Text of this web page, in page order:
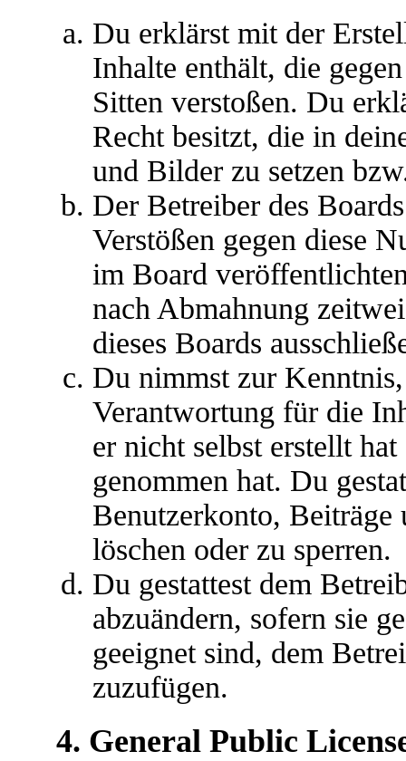
Du erklärst mit der
Inhalte enthält, die
Sitten verstoßen. Du
Recht besitzt, die in
und Bilder zu setzen
Der Betreiber des
Verstößen gegen diese
im Board
nach Abmahnung
dieses Boards
Du nimmst zur
Verantwortung für die
er nicht selbst erstellt
genommen hat. Du
Benutzerkonto,
löschen oder zu sperren.
Du gestattest dem
abzuändern, sofern sie
geeignet sind, dem
zuzufügen.
4. General Public